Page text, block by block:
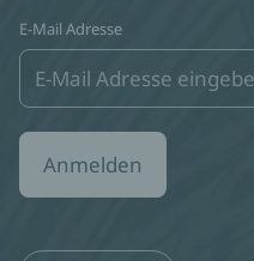
E-Mail Adresse
Anmelden